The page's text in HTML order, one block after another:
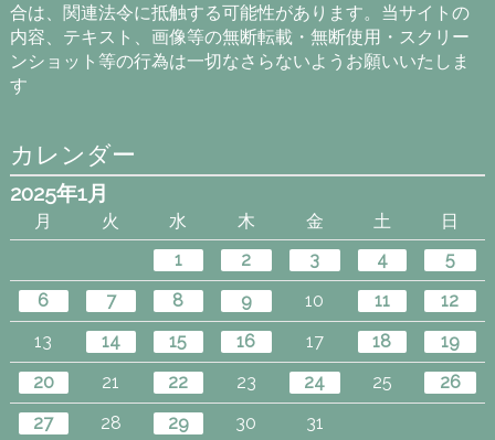
合は、関連法令に抵触する可能性があります。当サイトの
内容、テキスト、画像等の無断転載・無断使用・スクリー
ンショット等の行為は一切なさらないようお願いいたしま
す
カレンダー
2025年1月
月 火 水 木 金 土
日
1
2 3 4
5
6
7 8 9 10 11
12
13
14 15 16 17 18
19
20
21 22 23 24 25
26
27
28 29 30
31